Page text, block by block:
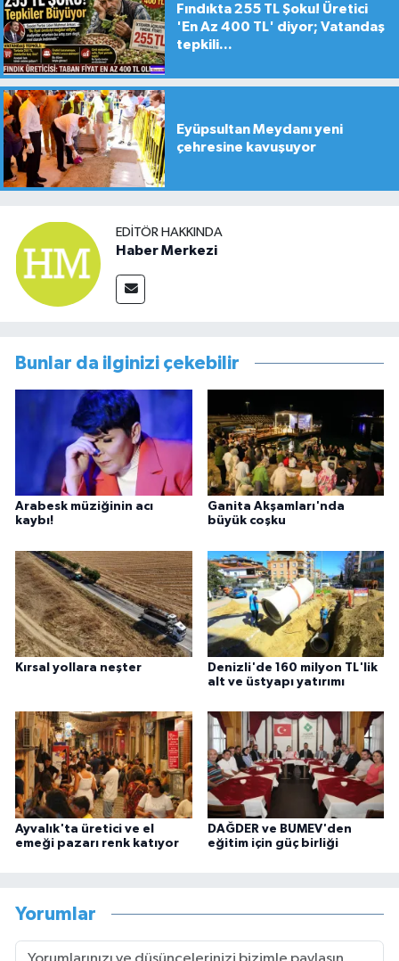
Fındıkta 255 TL Şoku! Üretici
'En Az 400 TL' diyor; Vatandaş
tepkili...
Eyüpsultan Meydanı yeni
çehresine kavuşuyor
EDITÖR HAKKINDA
Haber Merkezi
Bunlar da ilginizi çekebilir
Arabesk müziğinin acı
kaybı!
Ganita Akşamları'nda
büyük coşku
Kırsal yollara neşter
Denizli'de 160 milyon TL'lik
alt ve üstyapı yatırımı
Ayvalık'ta üretici ve el
emeği pazarı renk katıyor
DAĞDER ve BUMEV'den
eğitim için güç birliği
Yorumlar